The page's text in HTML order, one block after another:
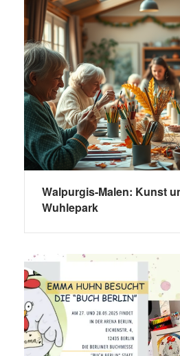
Walpurgis-Malen: Kunst
Wuhlepark